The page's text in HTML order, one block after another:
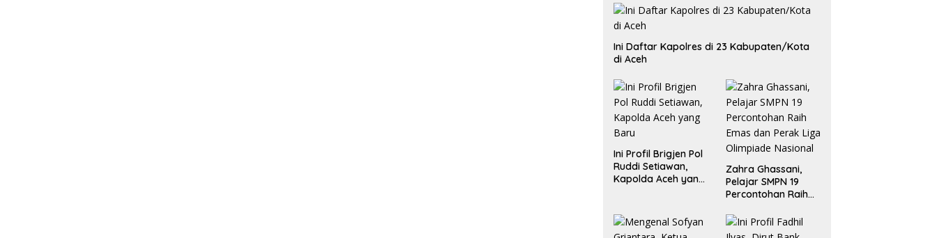
Ini Daftar Kapolres di 23 Kabupaten/Kota
di Aceh
Ini Profil Brigjen Pol
Ruddi Setiawan,
Kapolda Aceh yang
Zahra Ghassani,
Pelajar SMPN 19
Percontohan Raih
Liga Olimpiade
Nasional